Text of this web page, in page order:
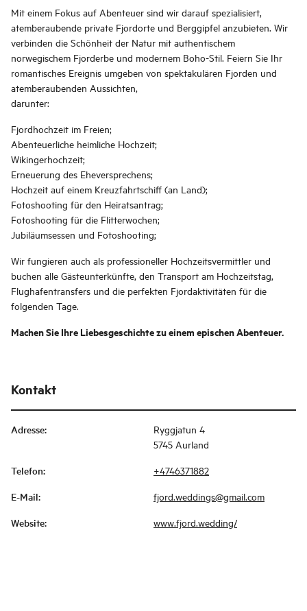
Mit einem Fokus auf Abenteuer sind wir darauf spezialisiert,
atemberaubende private Fjordorte und Berggipfel anzubieten. Wir
verbinden die Schönheit der Natur mit authentischem
norwegischem Fjorderbe und modernem Boho-Stil. Feiern Sie Ihr
romantisches Ereignis umgeben von spektakulären Fjorden und
atemberaubenden Aussichten,
darunter:
Fjordhochzeit im Freien;
Abenteuerliche heimliche Hochzeit;
Wikingerhochzeit;
Erneuerung des Eheversprechens;
Hochzeit auf einem Kreuzfahrtschiff (an Land);
Fotoshooting für den Heiratsantrag;
Fotoshooting für die Flitterwochen;
Jubiläumsessen und Fotoshooting;
Wir fungieren auch als professioneller Hochzeitsvermittler und
buchen alle Gästeunterkünfte, den Transport am Hochzeitstag,
Flughafentransfers und die perfekten Fjordaktivitäten für die
folgenden Tage.
Machen Sie Ihre Liebesgeschichte zu einem epischen Abenteuer.
Kontakt
Adresse:
Ryggjatun 4
5745 Aurland
Telefon: +4746371882
E-Mail: fjord.weddings@gmail.com
Website: www.fjord.wedding/